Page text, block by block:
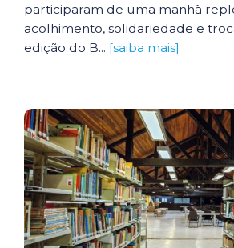
participaram de uma manhã
acolhimento, solidariedade e
edição do B... [saiba mais]